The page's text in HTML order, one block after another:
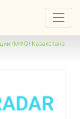
(МФО) Казахстана